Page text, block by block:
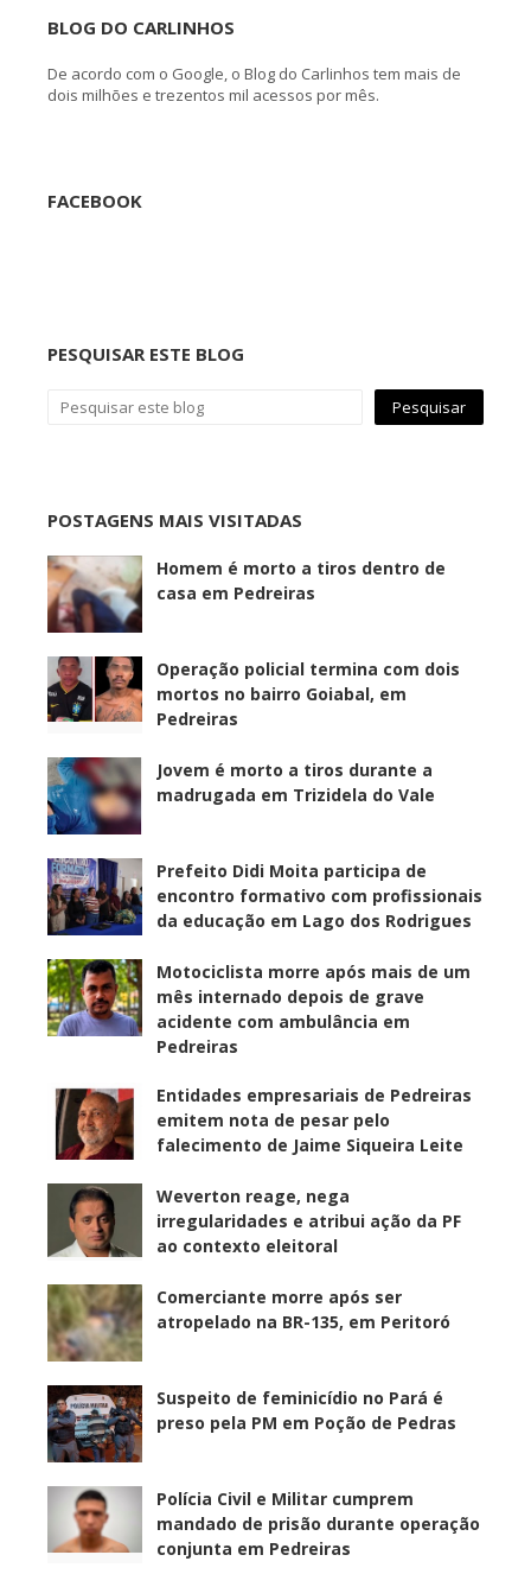
BLOG DO CARLINHOS
De acordo com o Google, o Blog do Carlinhos tem mais de
dois milhões e trezentos mil acessos por mês.
FACEBOOK
PESQUISAR ESTE BLOG
POSTAGENS MAIS VISITADAS
Homem é morto a tiros dentro de
casa em Pedreiras
Operação policial termina com dois
mortos no bairro Goiabal, em
Pedreiras
Jovem é morto a tiros durante a
madrugada em Trizidela do Vale
Prefeito Didi Moita participa de
encontro formativo com profissionais
da educação em Lago dos Rodrigues
Motociclista morre após mais de um
mês internado depois de grave
acidente com ambulância em
Pedreiras
Entidades empresariais de Pedreiras
emitem nota de pesar pelo
falecimento de Jaime Siqueira Leite
Weverton reage, nega
irregularidades e atribui ação da PF
ao contexto eleitoral
Comerciante morre após ser
atropelado na BR-135, em Peritoró
Suspeito de feminicídio no Pará é
preso pela PM em Poção de Pedras
Polícia Civil e Militar cumprem
mandado de prisão durante operação
conjunta em Pedreiras